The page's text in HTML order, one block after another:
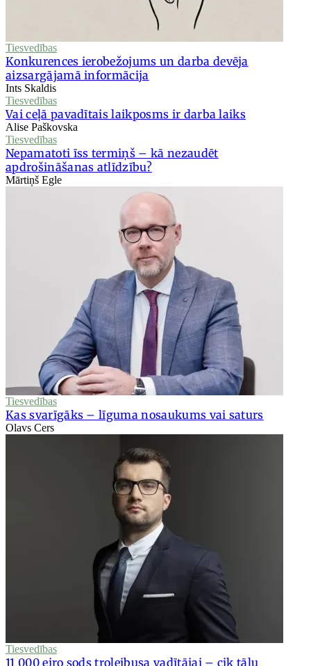
Tiesvedības
Konkurences ierobežojums un darba devēja
aizsargājamā informācija
Ints Skaldis
Tiesvedības
Vai ceļā pavadītais laikposms ir darba laiks
Alise Paškovska
Tiesvedības
Nepamatoti īss termiņš – kā nezaudēt
apdrošināšanas atlīdzību?
Mārtiņš Egle
Tiesvedības
Kas svarīgāks – līguma nosaukums vai saturs
Olavs Cers
Tiesvedības
11 000 eiro sods trolejbusa vadītājai – cik tālu